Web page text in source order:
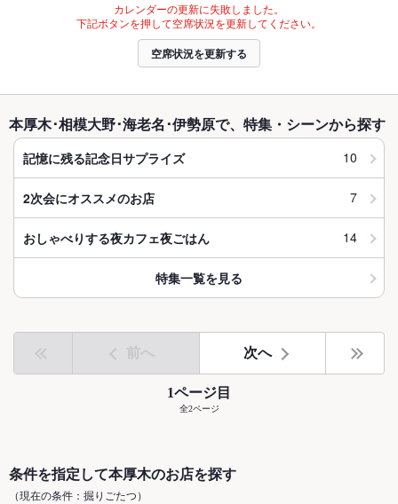
カレンダーの更新に失敗しました。
下記ボタンを押して空席状況を更新してください。
空席状況を更新する
本厚木･相模大野･海老名･伊勢原で、特集・シーンから探す
記憶に残る記念日サプライズ 10
2次会にオススメのお店 7
おしゃべりする夜カフェ夜ごはん 14
特集一覧を見る
前へ 次へ
1ページ目
全2ページ
条件を指定して本厚木のお店を探す
（現在の条件：掘りごたつ）